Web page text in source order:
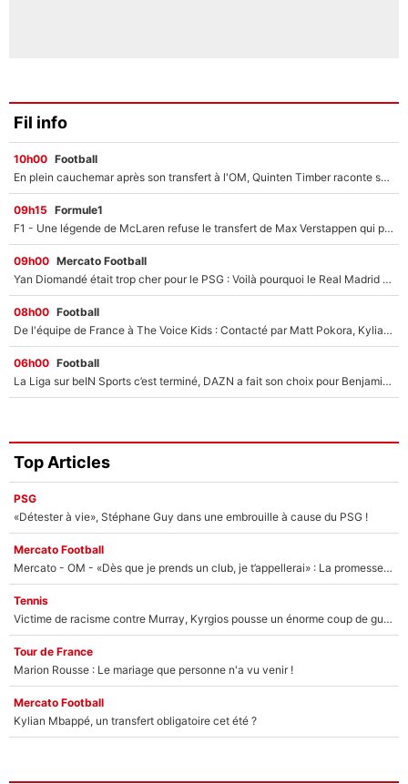
Fil info
10h00 Football
En plein cauchemar après son transfert à l'OM, Quinten Timber raconte ses doutes après sa signature à Marseille
09h15 Formule1
F1 - Une légende de McLaren refuse le transfert de Max Verstappen qui pourrait «faire des vagues» et plomber l'ambiance dans l'équipe
09h00 Mercato Football
Yan Diomandé était trop cher pour le PSG : Voilà pourquoi le Real Madrid a accepté de payer la somme record de 140M€ pour boucler son transfert !
08h00 Football
De l'équipe de France à The Voice Kids : Contacté par Matt Pokora, Kylian Mbappé a accepté de jouer un rôle inédit sur TF1 !
06h00 Football
La Liga sur beIN Sports c’est terminé, DAZN a fait son choix pour Benjamin Da Silva et Omar Da Fonseca !
Top Articles
PSG
«Détester à vie», Stéphane Guy dans une embrouille à cause du PSG !
Mercato Football
Mercato - OM - «Dès que je prends un club, je t’appellerai» : La promesse de Marcelino au moment de claquer la porte
Tennis
Victime de racisme contre Murray, Kyrgios pousse un énorme coup de gueule !
Tour de France
Marion Rousse : Le mariage que personne n'a vu venir !
Mercato Football
Kylian Mbappé, un transfert obligatoire cet été ?